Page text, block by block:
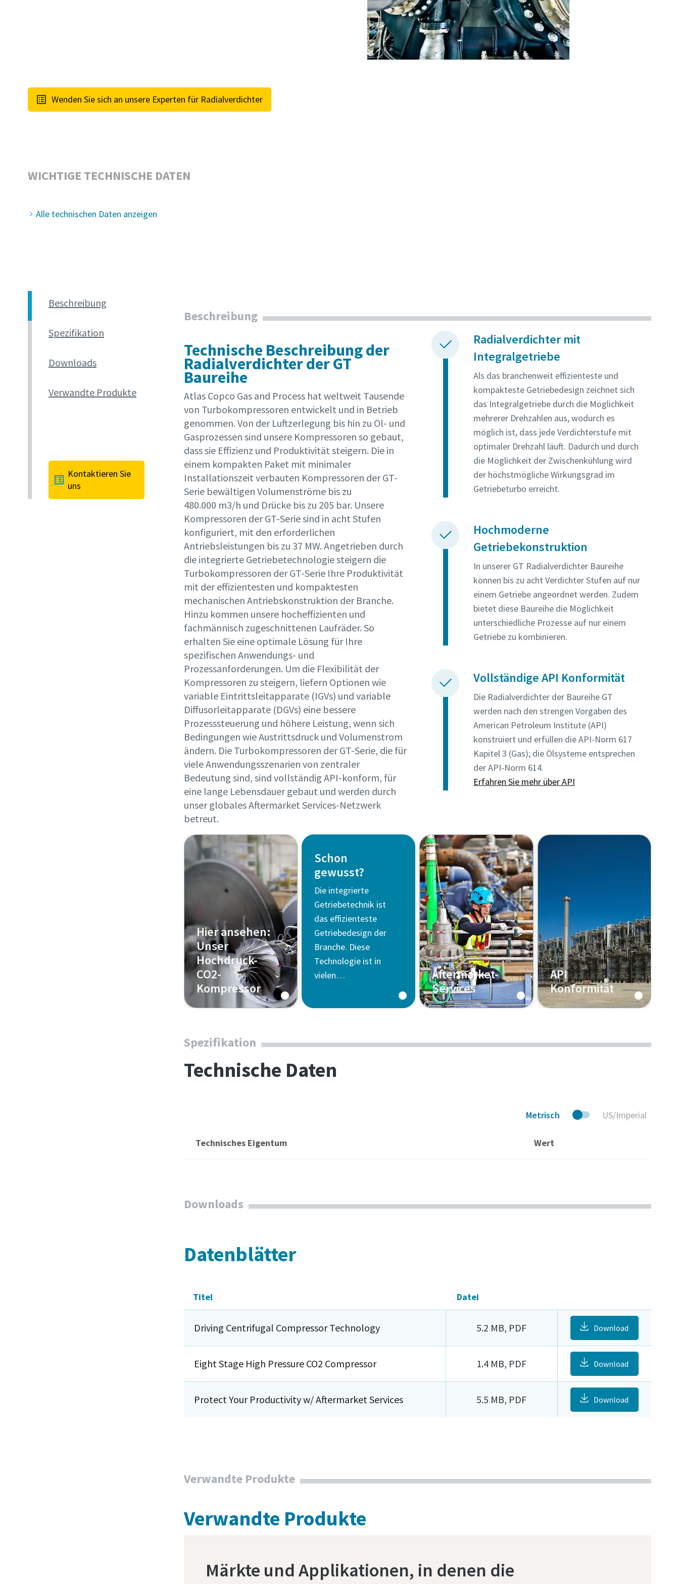
Wenden Sie sich an unsere Experten für Radialverdichter
WICHTIGE TECHNISCHE DATEN
Alle technischen Daten anzeigen
Beschreibung
Spezifikation
Downloads
Verwandte Produkte
Kontaktieren Sie
uns
Beschreibung
Technische Beschreibung der
Radialverdichter der GT
Baureihe
Atlas Copco Gas and Process hat weltweit Tausende
von Turbokompressoren entwickelt und in Betrieb
genommen. Von der Luftzerlegung bis hin zu Öl- und
Gasprozessen sind unsere Kompressoren so gebaut,
dass sie Effizienz und Produktivität steigern. Die in
einem kompakten Paket mit minimaler
Installationszeit verbauten Kompressoren der GT-
Serie bewältigen Volumenströme bis zu
480.000 m3/h und Drücke bis zu 205 bar. Unsere
Kompressoren der GT-Serie sind in acht Stufen
konfiguriert, mit den erforderlichen
Antriebsleistungen bis zu 37 MW. Angetrieben durch
die integrierte Getriebetechnologie steigern die
Turbokompressoren der GT-Serie Ihre Produktivität
mit der effizientesten und kompaktesten
mechanischen Antriebskonstruktion der Branche.
Hinzu kommen unsere hocheffizienten und
fachmännisch zugeschnittenen Laufräder. So
erhalten Sie eine optimale Lösung für Ihre
spezifischen Anwendungs- und
Prozessanforderungen. Um die Flexibilität der
Kompressoren zu steigern, liefern Optionen wie
variable Eintrittsleitapparate (IGVs) und variable
Diffusorleitapparate (DGVs) eine bessere
Prozesssteuerung und höhere Leistung, wenn sich
Bedingungen wie Austrittsdruck und Volumenstrom
ändern. Die Turbokompressoren der GT-Serie, die für
viele Anwendungsszenarien von zentraler
Bedeutung sind, sind vollständig API-konform, für
eine lange Lebensdauer gebaut und werden durch
unser globales Aftermarket Services-Netzwerk
betreut.
Radialverdichter mit
Integralgetriebe
Als das branchenweit effizienteste und
kompakteste Getriebedesign zeichnet sich
das Integralgetriebe durch die Möglichkeit
mehrerer Drehzahlen aus, wodurch es
möglich ist, dass jede Verdichterstufe mit
optimaler Drehzahl läuft. Dadurch und durch
die Möglichkeit der Zwischenkühlung wird
der höchstmögliche Wirkungsgrad im
Getriebeturbo erreicht.
Hochmoderne
Getriebekonstruktion
In unserer GT Radialverdichter Baureihe
können bis zu acht Verdichter Stufen auf nur
einem Getriebe angeordnet werden. Zudem
bietet diese Baureihe die Möglichkeit
unterschiedliche Prozesse auf nur einem
Getriebe zu kombinieren.
Vollständige API Konformität
Die Radialverdichter der Baureihe GT
werden nach den strengen Vorgaben des
American Petroleum Institute (API)
konstruiert und erfüllen die API-Norm 617
Kapitel 3 (Gas); die Ölsysteme entsprechen
der API-Norm 614.
Erfahren Sie mehr über API
Hier ansehen:
Unser
Hochdruck-
CO2-
Kompressor
Schon
gewusst?
Die integrierte
Getriebetechnik ist
das effizienteste
Getriebedesign der
Branche. Diese
Technologie ist in
vielen
finden
Aftermarket-
Services
Erfahren Sie mehr
Dienstleistungen
API
Konformität
Erfahren Sie, wie
Anforderungen des
Spezifikation
Technische Daten
Metrisch US/Imperial
Technisches Eigentum Wert
Downloads
Datenblätter
Titel Datei
5.2 MB, PDF
Driving Centrifugal Compressor Technology Download
1.4 MB, PDF
Eight Stage High Pressure CO2 Compressor Download
5.5 MB, PDF
Protect Your Productivity w/ Aftermarket Services Download
Verwandte Produkte
Verwandte Produkte
Märkte und Applikationen, in denen die
website.austria@atlascopco.com
Alle mit (*) gekennzeichnete Felder sind Pflichtfelder.
Vorname
Straße
Stadt
Postleitzahl
Anfordern
Anforderungstyp
Beliebige Frage oder Anforderung
Wenn Sie diese Anfrage absenden, kann Atlas Copco Sie anhand der
gesammelten Informationen kontaktieren. Weitere Informationen
finden Sie in unserer Datenschutzrichtlinie.
Ich habe die Datenschutzrichtlinie gelesen und akzeptiert.
Ich erkläre mich hiermit ausdrücklich damit einverstanden, dass
Atlas Copco mir Marketinginformationen über seine Produkte
zusendet, mich auf freiwilliger Basis zur Teilnahme an Online-
Umfragen einlädt oder seine Vertriebsmitarbeiter direkt auf
mich zukommen lässt. Mir ist bekannt, dass ich meine
Zustimmung gegenüber Atlas Copco jederzeit widerrufen kann.
Absenden
Anti-Roboter-Verifizierung
Hier klicken
FriendlyCaptcha ⇗